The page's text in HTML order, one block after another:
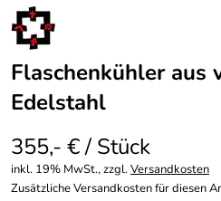
Flaschenkühler aus
Edelstahl
355,- € / Stück
inkl. 19% MwSt., zzgl.Versandkosten
Zusätzliche Versandkosten für diesen